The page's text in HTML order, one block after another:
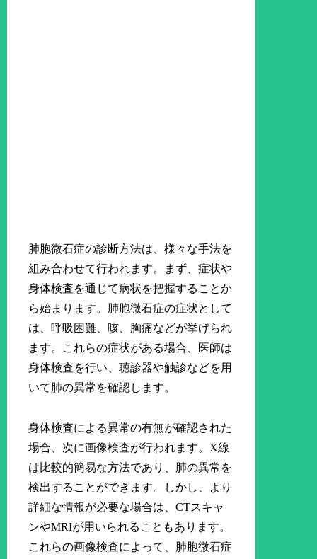
肺胞微石症の診断方法は、様々な手法を
組み合わせて行われます。まず、症状や
身体検査を通じて病状を把握することか
ら始まります。肺胞微石症の症状として
は、呼吸困難、咳、胸痛などが挙げられ
ます。これらの症状がある場合、医師は
身体検査を行い、聴診器や触診などを用
いて肺の異常を確認します。
身体検査による異常の有無が確認された
場合、次に画像検査が行われます。X線
は比較的簡易な方法であり、肺の異常を
検出することができます。しかし、より
詳細な情報が必要な場合は、CTスキャ
ンやMRIが用いられることもあります。
これらの画像検査によって、肺胞微石症